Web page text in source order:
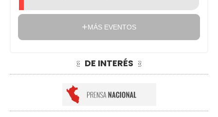
MÁS EVENTOS
DE INTERÉS